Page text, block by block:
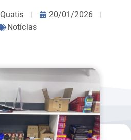
20/01/2026
Notícias